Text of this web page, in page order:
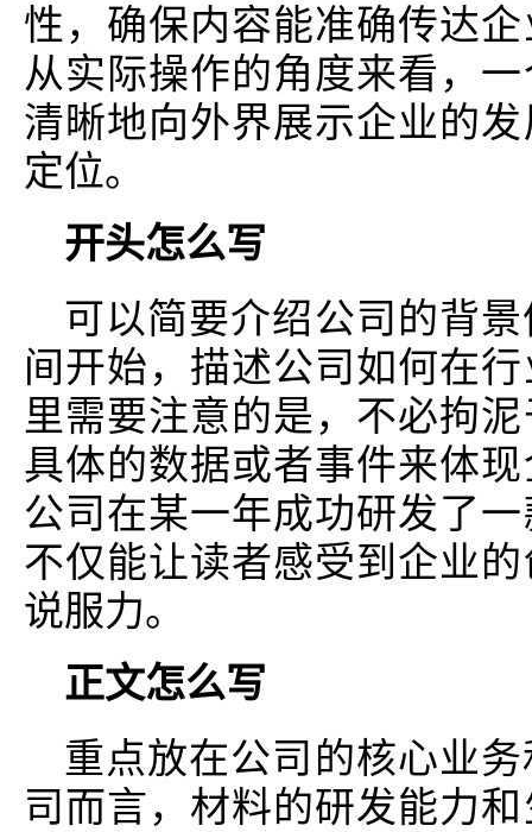
性，确保内容能准确传达
从实际操作的角度来看，
清晰地向外界展示企业的
定位。
开头怎么写
可以简要介绍公司的背
间开始，描述公司如何在
里需要注意的是，不必拘
具体的数据或者事件来体
公司在某一年成功研发了
不仅能让读者感受到企业
说服力。
正文怎么写
重点放在公司的核心业
司而言，材料的研发能力